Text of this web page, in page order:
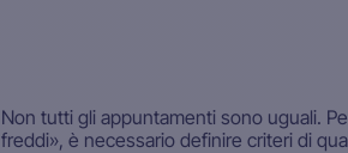
Non tutti gli appuntamenti sono uguali.
freddi», è necessario definire criteri di